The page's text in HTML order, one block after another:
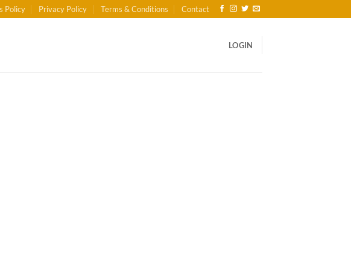
Policy Privacy Policy Terms & Conditions Contact
LOGIN